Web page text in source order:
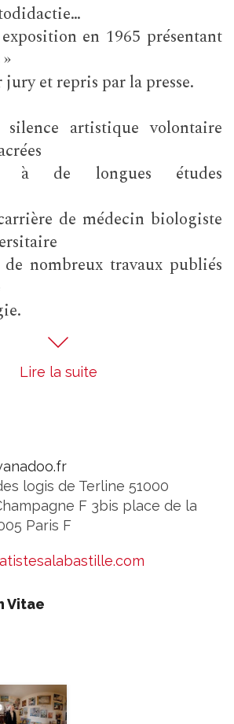
en 1965 présentant
»
et repris par la presse.
silence artistique volontaire
à de longues études
de médecin biologiste
nombreux travaux publiés
Lire la suite
logis de Terline 51000
F 3bis place de la
Paris F
Vitae